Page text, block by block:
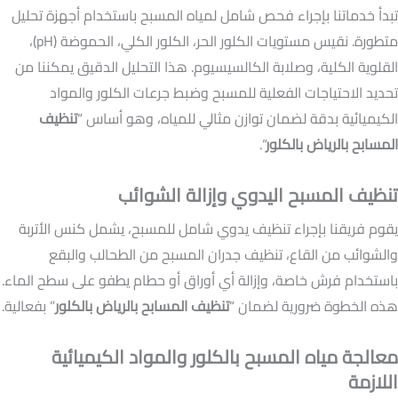
تبدأ خدماتنا بإجراء فحص شامل لمياه المسبح باستخدام أجهزة تحليل
متطورة. نقيس مستويات الكلور الحر، الكلور الكلي، الحموضة (pH)،
القلوية الكلية، وصلابة الكالسيسيوم. هذا التحليل الدقيق يمكننا من
تحديد الاحتياجات الفعلية للمسبح وضبط جرعات الكلور والمواد
الكيميائية بدقة لضمان توازن مثالي للمياه، وهو أساس “تنظيف
المسابح بالرياض بالكلور“.
تنظيف المسبح اليدوي وإزالة الشوائب
يقوم فريقنا بإجراء تنظيف يدوي شامل للمسبح، يشمل كنس الأتربة
والشوائب من القاع، تنظيف جدران المسبح من الطحالب والبقع
باستخدام فرش خاصة، وإزالة أي أوراق أو حطام يطفو على سطح الماء.
هذه الخطوة ضرورية لضمان “تنظيف المسابح بالرياض بالكلور” بفعالية.
معالجة مياه المسبح بالكلور والمواد الكيميائية
اللازمة